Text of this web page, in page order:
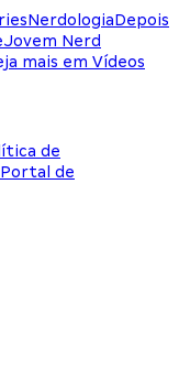
NerdologiaDepois
Jovem Nerd
mais em Vídeos
de
Portal de